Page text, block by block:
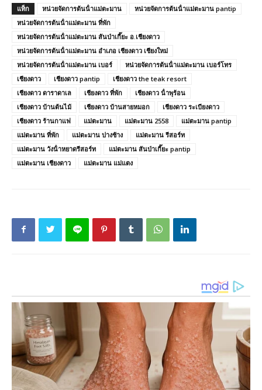
แท็ก หน่วยจัดการต้นน้ําแม่ตะมาน
หน่วยจัดการต้นน้ําแม่ตะมาน pantip
หน่วยจัดการต้นน้ําแม่ตะมาน ที่พัก
หน่วยจัดการต้นน้ําแม่ตะมาน สันป่าเกี๊ยะ อ.เชียงดาว
หน่วยจัดการต้นน้ําแม่ตะมาน อําเภอ เชียงดาว เชียงใหม่
หน่วยจัดการต้นน้ําแม่ตะมาน เบอร์
หน่วยจัดการต้นน้ําแม่ตะมาน เบอร์โทร
เชียงดาว
เชียงดาว pantip
เชียงดาว the teak resort
เชียงดาว ดาราดาเล
เชียงดาว ที่พัก
เชียงดาว น้ําพุร้อน
เชียงดาว บ้านต้นไม้
เชียงดาว บ้านสายหมอก
เชียงดาว ระเบียงดาว
เชียงดาว ร้านกาแฟ
แม่ตะมาน แม่ตะมาน 2558
แม่ตะมาน pantip
แม่ตะมาน ที่พัก
แม่ตะมาน ปางช้าง
แม่ตะมาน รีสอร์ท
แม่ตะมาน วังน้ําหยาดรีสอร์ท
แม่ตะมาน สันป่าเกี๊ยะ pantip
แม่ตะมาน เชียงดาว
แม่ตะมาน แม่แตง